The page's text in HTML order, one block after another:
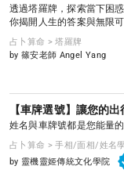
透過塔羅牌，探索當下困
你揭開人生的答案與無限可
占卜算命 > 塔羅牌
by 篠安老師 Angel Yang
【車牌選號】讓您的
姓名與車牌號都是您能量
占卜算命 > 手相/面相/姓名
by 靈機靈姬傳統文化學院